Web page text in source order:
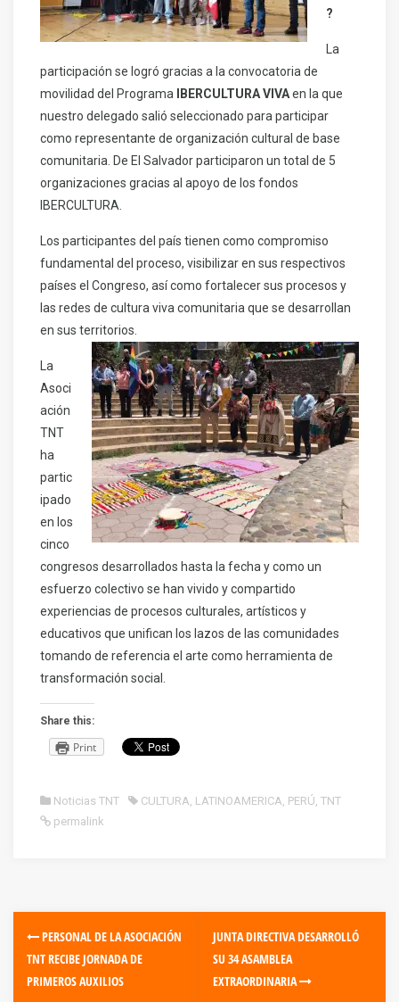
?
La
participación se logró gracias a la convocatoria de
movilidad del Programa
IBERCULTURA VIVAen la que
nuestro delegado salió seleccionado para participar
como representante de organización cultural de base
comunitaria. De El Salvador participaron un total de 5
organizaciones gracias al apoyo de los fondos
IBERCULTURA.
Los participantes del país tienen como compromiso
fundamental del proceso, visibilizar en sus respectivos
países el Congreso, así como fortalecer sus procesos y
las redes de cultura viva comunitaria que se desarrollan
en sus territorios.
La
Asoci
ación
TNT
ha
partic
ipado
en los
cinco
congresos desarrollados hasta la fecha y como un
esfuerzo colectivo se han vivido y compartido
experiencias de procesos culturales, artísticos y
educativos que unifican los lazos de las comunidades
tomando de referencia el arte como herramienta de
transformación social.
Share this:
Print
Noticias TNT CULTURA, LATINOAMERICA, PERÚ, TNT
permalink
PERSONAL DE LA ASOCIACIÓN
TNT RECIBE JORNADA DE
PRIMEROS AUXILIOS
JUNTA DIRECTIVA DESARROLLÓ
SU 34 ASAMBLEA
EXTRAORDINARIA